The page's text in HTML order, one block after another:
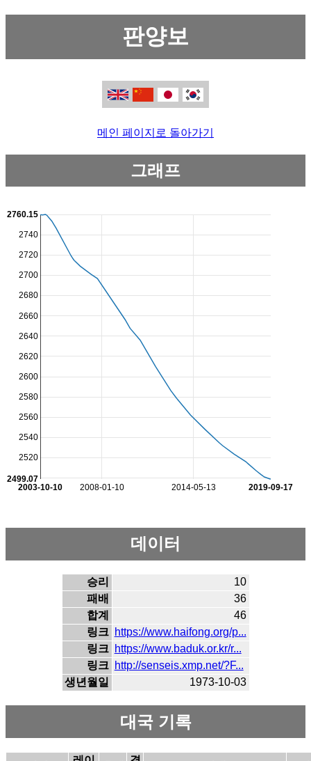
판양보
메인 페이지로 돌아가기
그래프
2008-01-10 2014-05-13
2003-10-10 2019-09-17
2520
2540
2560
2580
2600
2620
2640
2660
2680
2700
2720
2740
2499.07
2760.15
데이터
승리
10
패배
36
합계
46
링크 https://www.haifong.org/p...
링크 https://www.baduk.or.kr/r...
링크 http://senseis.xmp.net/?F...
생년월일
1973-10-03
대국 기록